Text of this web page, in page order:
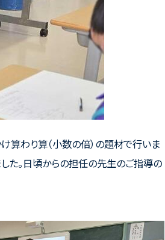
わり算（小数の倍）の題材で行いま
た。日頃からの担任の先生のご指導の